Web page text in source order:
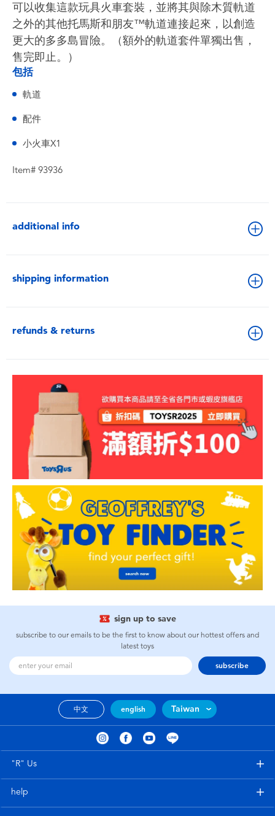
可以收集這款玩具火車套裝，並將其與除木質軌道
之外的其他托馬斯和朋友™軌道連接起來，以創造
更大的多多島冒險。（額外的軌道套件單獨出售，
售完即止。）
包括
軌道
配件
小火車X1
Item# 93936
additional info
shipping information
refunds & returns
sign up to save
subscribe to our emails to be the first to know about our hottest offers and
latest toys
subscribe
中文 english Taiwan
"R" Us
help